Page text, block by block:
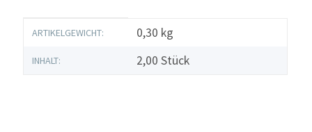
Produkteigenschaft
Wert
ARTIKELGEWICHT: 0,30 kg
INHALT: 2,00 Stück